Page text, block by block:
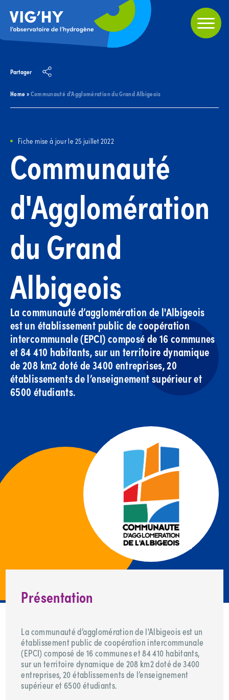
Home»Communauté d’Agglomération du Grand Albigeois
Partager
Fiche mise à jour le 25 juillet 2022
Communauté
d'Agglomération
du Grand
Albigeois
La communauté d’agglomération de l'Albigeois
est un établissement public de coopération
intercommunale (EPCI) composé de 16 communes
et 84 410 habitants, sur un territoire dynamique
de 208 km2 doté de 3400 entreprises, 20
établissements de l’enseignement supérieur et
6500 étudiants.
Présentation
La communauté d’agglomération de l'Albigeois est un
établissement public de coopération intercommunale
(EPCI) composé de 16 communes et 84 410 habitants,
sur un territoire dynamique de 208 km2 doté de 3400
entreprises, 20 établissements de l’enseignement
supérieur et 6500 étudiants.